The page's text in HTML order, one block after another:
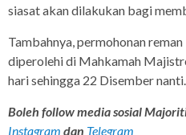
siasat akan dilakukan bagi
Tambahnya, permohonan
diperolehi di Mahkamah
hari sehingga 22 Disember
Boleh follow media sosial
Instagram dan Telegram